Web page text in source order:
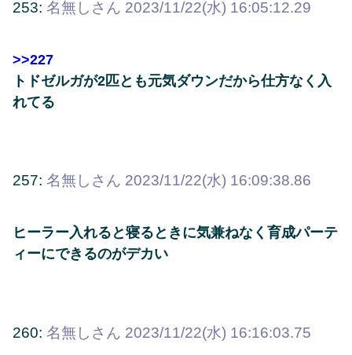
253: 名無しさん 2023/11/22(水) 16:05:12.29
>>227
トドゼルガが2匹とも元気ダウンだから仕方なく入
れてる
257: 名無しさん 2023/11/22(水) 16:09:38.86
ヒーラー入れると寝るときに気兼ねなく育成パーテ
ィーにできるのがデカい
260: 名無しさん 2023/11/22(水) 16:16:03.75